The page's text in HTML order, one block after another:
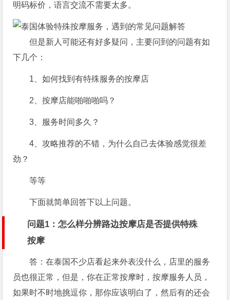
明码标价，语言交流不需要太多。
但是新人可能还有好多疑问，主要问到的问题有如
下几个：
1、如何找到有特殊服务的按摩店
2、按摩店能啪啪啪吗？
3、服务时间多久？
4、攻略推荐的不错，为什么自己去体验感觉很差
劲？
等等
下面就简单回答下以上问题。
问题1：怎么样分辨路边按摩店是否提供特殊
按摩
答：在泰国不少店看起来外表没什么，店里的服务
员也很正常，但是，你在正常按摩时，按摩服务人员，
如果时不时地挑逗你，那你应该明白了，然后有的还会